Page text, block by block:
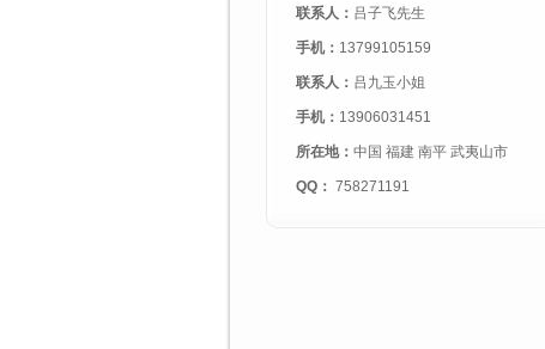
联系人： 吕子飞先生
手机： 13799105159
联系人： 吕九玉小姐
手机： 13906031451
所在地： 中国 福建 南平 武夷山市
QQ： 758271191